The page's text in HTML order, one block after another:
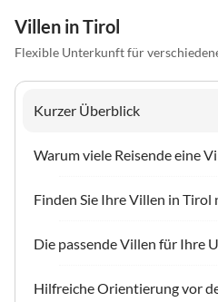
Villen in Tirol
Flexible Unterkunft für
Kurzer Überblick
Warum viele Reisende eine
Finden Sie Ihre Villen in Tirol
Die passende Villen für Ihre
Hilfreiche Orientierung vor